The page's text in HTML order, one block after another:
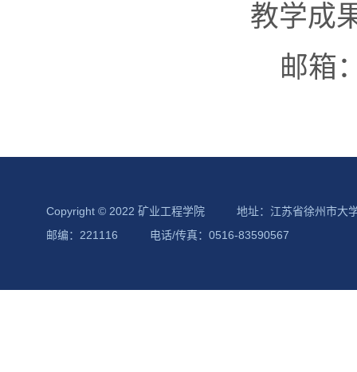
教学成
邮箱
Copyright © 2022 矿业工程学院
地址：江苏省徐州市大
邮编：221116
电话/传真：0516-83590567